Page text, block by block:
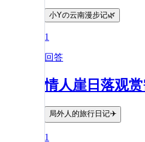
小Yの云南漫步记🌿
1
回答
情人崖日落观
局外人的旅行日记✈️
1